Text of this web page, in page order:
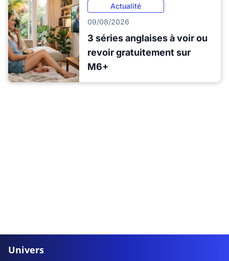
Actualité
09/08/2026
3 séries anglaises à voir ou
revoir gratuitement sur
M6+
Univers